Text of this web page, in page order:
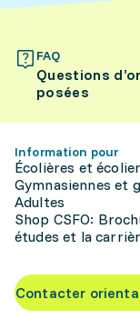
FAQ
Questions
posées
Information pour
Écolières et
Gymnasiennes et
Adultes
Shop CSFO:
études et la
Contacter